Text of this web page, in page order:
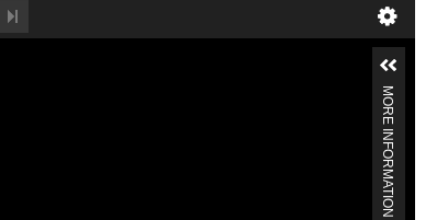
MORE INFORMATION